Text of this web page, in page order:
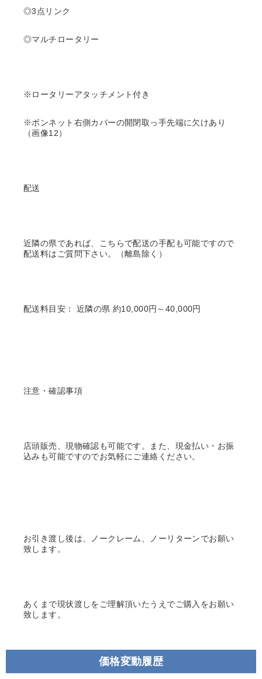
◎3点リンク
◎マルチロータリー
※ロータリーアタッチメント付き
※ボンネット右側カバーの開閉取っ手先端に欠けあり
（画像12）
配送
近隣の県であれば、こちらで配送の手配も可能ですので
配送料はご質問下さい。（離島除く）
配送料目安： 近隣の県 約10,000円～40,000円
注意・確認事項
店頭販売、現物確認も可能です。また、現金払い・お振
込みも可能ですのでお気軽にご連絡ください。
お引き渡し後は、ノークレーム、ノーリターンでお願い
致します。
あくまで現状渡しをご理解頂いたうえでご購入をお願い
致します。
価格変動履歴